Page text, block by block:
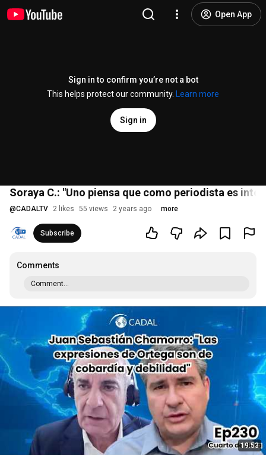
Open App
Sign in to confirm you’re not a bot
This helps protect our community.
Learn more
Sign in
Soraya C.: "Uno piensa que como periodista es
@CADALTV 2 likes 55 views 2 years ago more
Subscribe
Comments
Comment...
19:53